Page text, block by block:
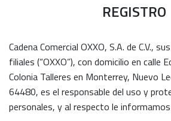
REGISTRO
Cadena Comercial OXXO, S.A. de C.V.,
filiales (“OXXO”), con domicilio en calle
Colonia Talleres en Monterrey, Nuevo
64480, es el responsable del uso y
personales, y al respecto le